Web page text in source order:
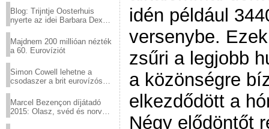
Blog: Trijntje Oosterhuis
nyerte az idei Barbara Dex
Majdnem 200 millióan nézték
a 60. Eurovíziót
Simon Cowell lehetne a
csodaszer a brit eurovízós
Marcel Bezençon díjátadó
2015: Olasz, svéd és norvég
idén például
versenybe.
zsűri a legjobb
a közönségre
elkezdődött a
Négy elődöntőt